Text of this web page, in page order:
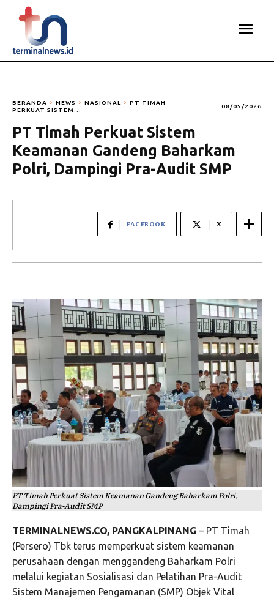
BERANDA NEWS NASIONAL
PT TIMAH
PERKUAT SISTEM...
08/05/2026
PT Timah Perkuat Sistem
Keamanan Gandeng Baharkam
Polri, Dampingi Pra-Audit SMP
FACEBOOK X
PT Timah Perkuat Sistem Keamanan Gandeng Baharkam Polri,
Dampingi Pra-Audit SMP
TERMINALNEWS.CO, PANGKALPINANG – PT Timah
(Persero) Tbk terus memperkuat sistem keamanan
perusahaan dengan menggandeng Baharkam Polri
melalui kegiatan Sosialisasi dan Pelatihan Pra-Audit
Sistem Manajemen Pengamanan (SMP) Objek Vital